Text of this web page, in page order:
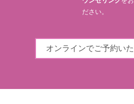
ださい。
オンラインでご予約い